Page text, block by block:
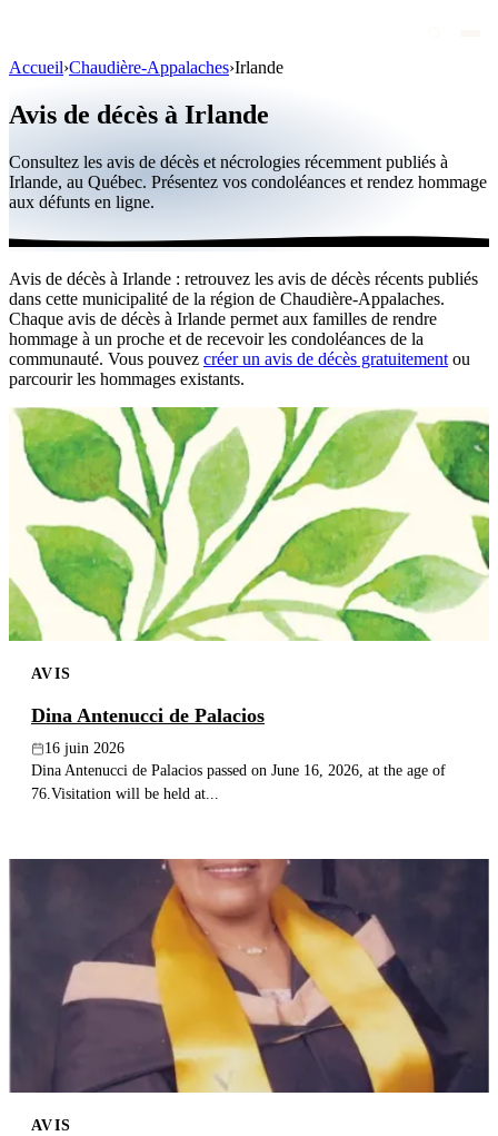
Personnalités publiques
Québec
Canada
International
Par région
Par ville
Maisons funéraires
Éternea
Blog
Publier un avis
Recherche
Accueil›Chaudière-Appalaches›Irlande
Avis de décès à Irlande
Consultez les avis de décès et nécrologies récemment publiés à
Irlande, au Québec. Présentez vos condoléances et rendez hommage
aux défunts en ligne.
Avis de décès à Irlande : retrouvez les avis de décès récents publiés
dans cette municipalité de la région de Chaudière-Appalaches.
Chaque avis de décès à Irlande permet aux familles de rendre
hommage à un proche et de recevoir les condoléances de la
communauté. Vous pouvez créer un avis de décès gratuitement ou
parcourir les hommages existants.
AVIS
Dina Antenucci de Palacios
16 juin 2026
Dina Antenucci de Palacios passed on June 16, 2026, at the age of
76.Visitation will be held at...
AVIS